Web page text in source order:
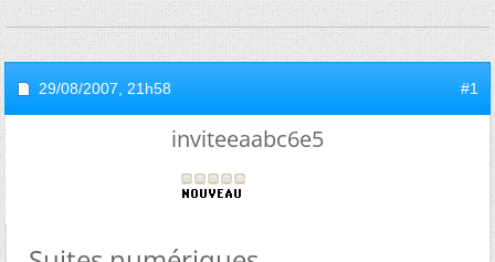
29/08/2007, 21h58 #1
inviteeaabc6e5